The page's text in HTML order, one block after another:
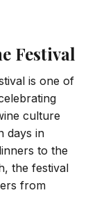
Festival
is one of
culture
days in
to the
the festival
from